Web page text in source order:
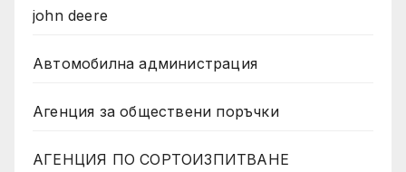
john deere
Автомобилна администрация
Агенция за обществени поръчки
АГЕНЦИЯ ПО СОРТОИЗПИТВАНЕ